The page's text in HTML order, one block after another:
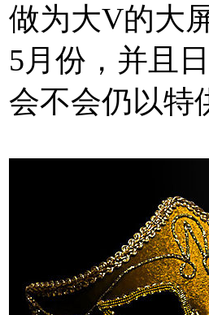
做为大V的大
5月份，并且
会不会仍以特